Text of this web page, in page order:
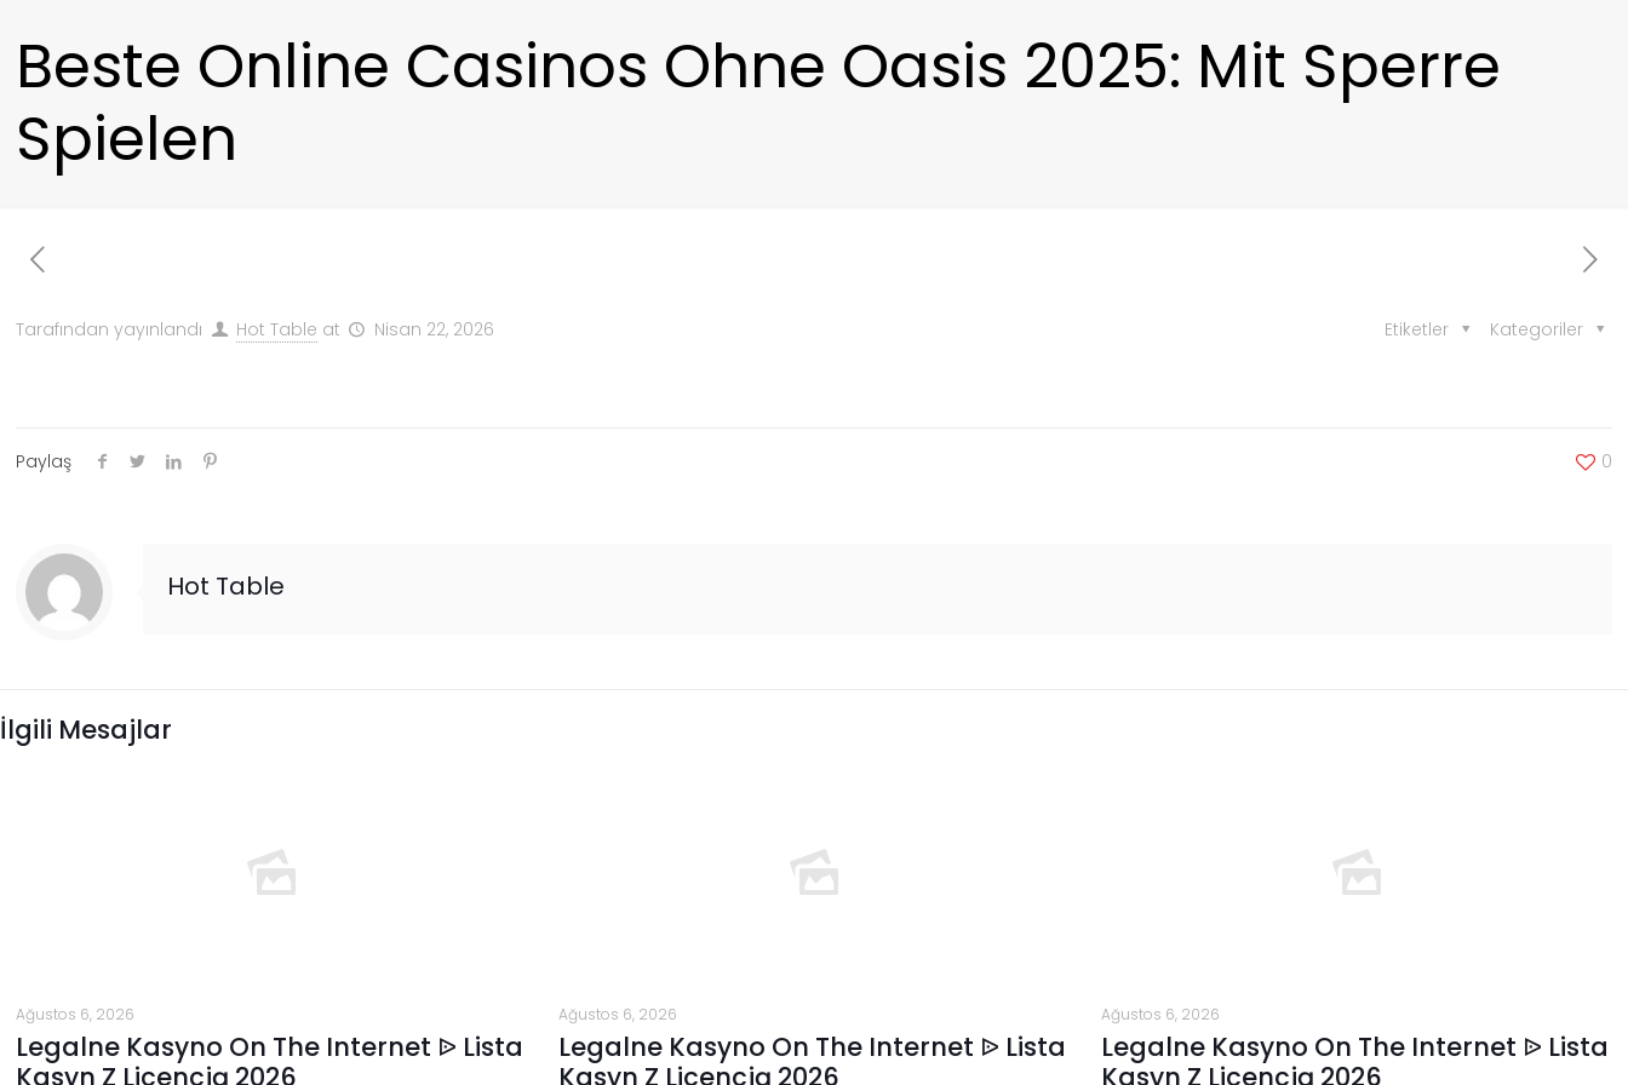
Beste Online Casinos Ohne Oasis 2025: Mit Sperre
Spielen
Tarafından yayınlandı Hot Table at Nisan 22, 2026 Kategoriler
Etiketler
Paylaş 0
Hot Table
İlgili Mesajlar
Ağustos 6, 2026
Legalne Kasyno On The Internet ᐉ Lista
Kasyn Z Licencją 2026
Ağustos 6, 2026
Legalne Kasyno On The Internet ᐉ Lista
Kasyn Z Licencją 2026
Ağustos 6, 2026
Legalne Kasyno On The Internet ᐉ Lista
Kasyn Z Licencją 2026